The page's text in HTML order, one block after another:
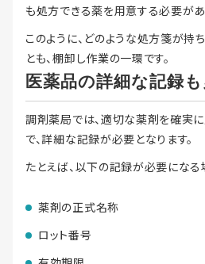
も処方できる薬を用意する必要があ
このように、どのような処方箋が持
とも、棚卸し作業の一環です。
医薬品の詳細な記録
調剤薬局では、適切な薬剤を確実
で、詳細な記録が必要となります。
たとえば、以下の記録が必要になる
薬剤の正式名称
ロット番号